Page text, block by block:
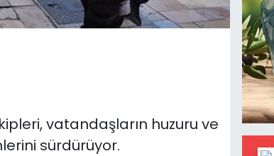
vatandaşların huzuru ve
sürdürüyor.